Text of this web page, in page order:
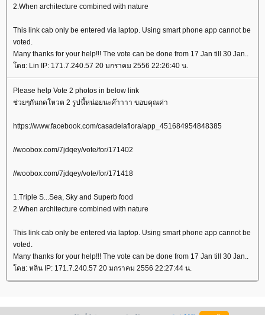
2.When architecture combined with nature
This link cab only be entered via laptop. Using smart phone app cannot be
voted.
Many thanks for your help!!! The vote can be done from 17 Jan till 30 Jan..
ดย: Lin IP: 171.7.240.57 20 มกราคม 2556 22:26:40 น.
Please help Vote 2 photos in below link
ช่วยๆกันกดโหวต 2 รูปนี้หน่อยนะค๊าาาา ขอบคุณค่า
https://www.facebook.com/casadelaflora/app_451684954848385
//woobox.com/7jdqey/vote/for/171402
//woobox.com/7jdqey/vote/for/171418
1.Triple S...Sea, Sky and Superb food
2.When architecture combined with nature
This link cab only be entered via laptop. Using smart phone app cannot be
voted.
Many thanks for your help!!! The vote can be done from 17 Jan till 30 Jan..
ดย: หลิน IP: 171.7.240.57 20 มกราคม 2556 22:27:44 น.